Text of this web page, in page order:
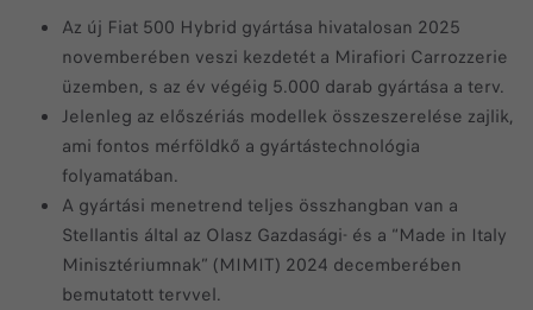
Az új Fiat 500 Hybrid gyártása hivatalosan 2025
novemberében veszi kezdetét a Mirafiori Carrozzerie
üzemben, s az év végéig 5.000 darab gyártása a terv.
Jelenleg az előszériás modellek összeszerelése zajlik,
ami fontos mérföldkő a gyártástechnológia
folyamatában.
A gyártási menetrend teljes összhangban van a
Stellantis által az Olasz Gazdasági- és a “Made in Italy
Minisztériumnak” (MIMIT) 2024 decemberében
bemutatott tervvel.